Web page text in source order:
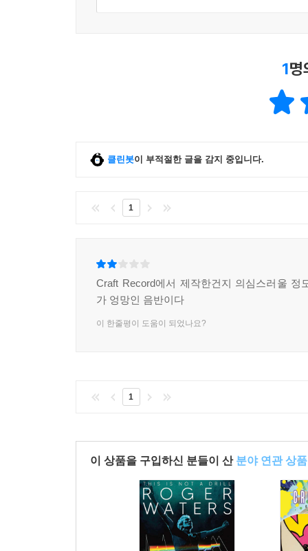
1명
클린봇이 부적절한 글을 감지 중입니다.
1
Craft Record에서 제작한건지 의심스러울 정
가 엉망인 음반이다
이 한줄평이 도움이 되었나요?
1
이 상품을 구입하신 분들이 산 분야 연관 상품